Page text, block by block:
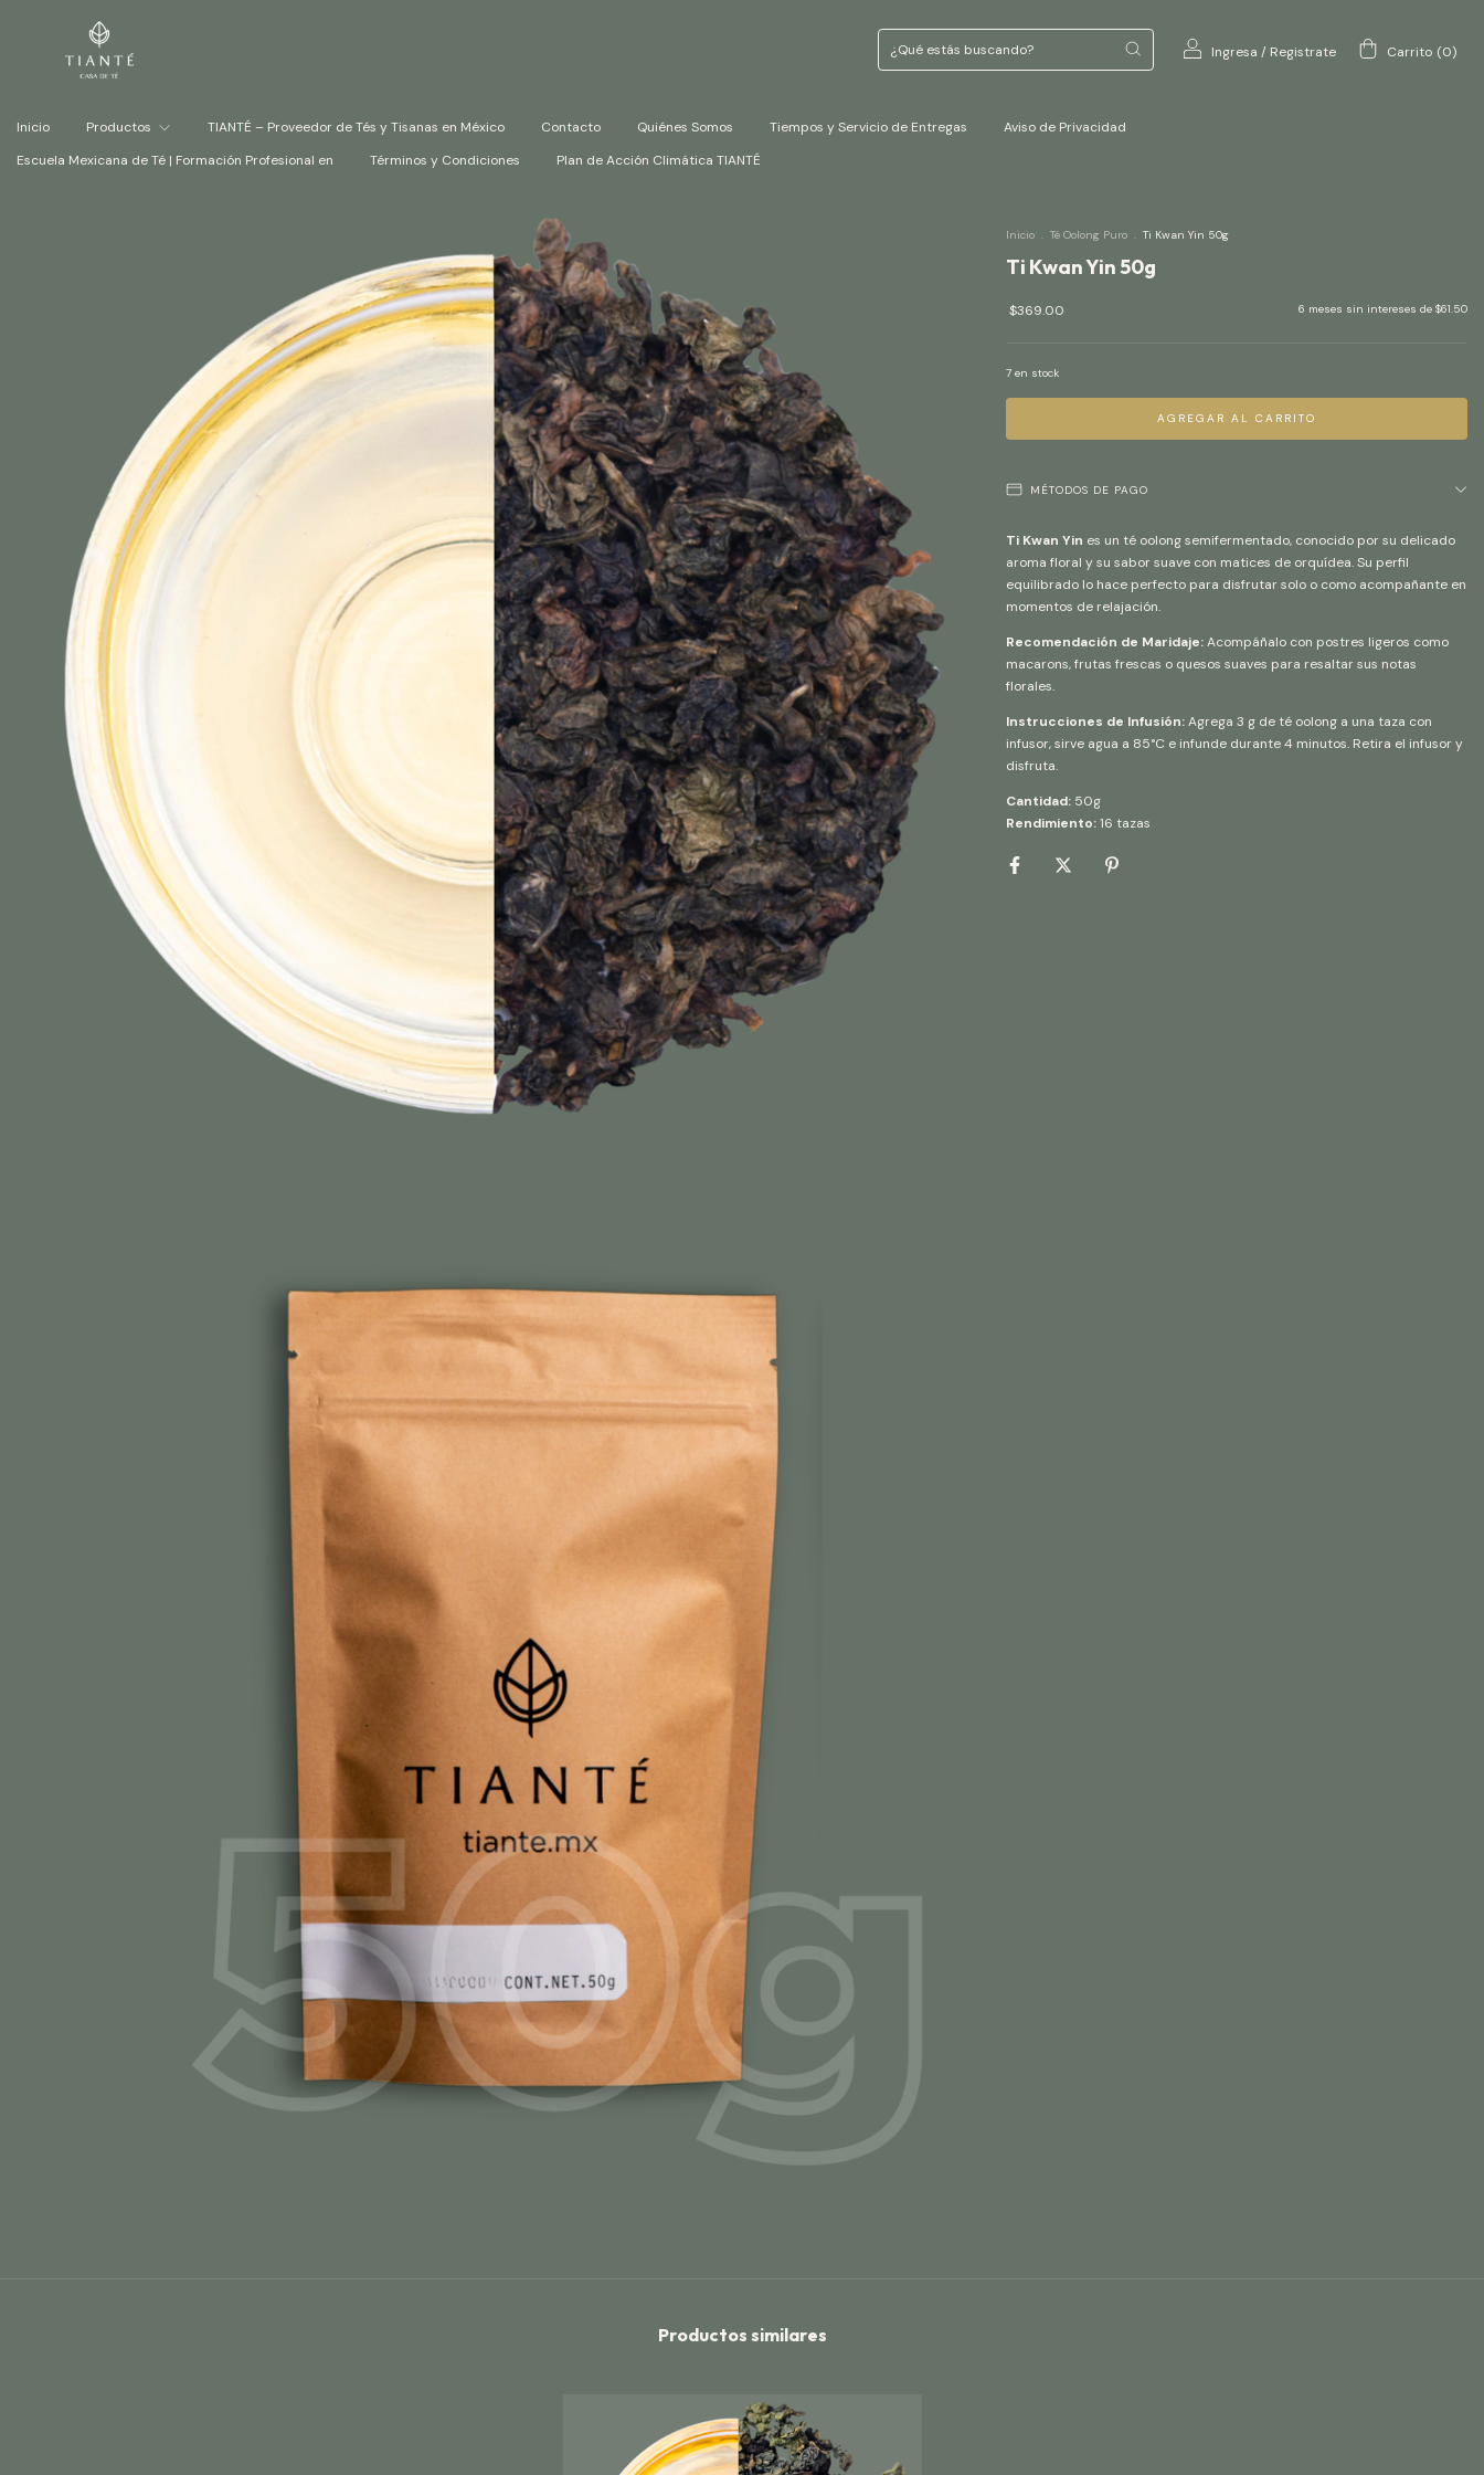
Ingresa / Registrate Carrito (0)
Inicio Productos TIANTÉ – Proveedor de Tés y Tisanas en México Contacto Quiénes Somos Tiempos y Servicio de Entregas
Aviso de Privacidad
Escuela Mexicana de Té | Formación Profesional en
Términos y Condiciones Plan de Acción Climática TIANTÉ
Inicio . Té Oolong Puro . Ti Kwan Yin 50g
Ti Kwan Yin 50g
$369.00 6 meses sin intereses de $61.50
7 en stock
MÉTODOS DE PAGO
Ti Kwan Yin es un té oolong semifermentado, conocido por su delicado
aroma floral y su sabor suave con matices de orquídea. Su perfil
equilibrado lo hace perfecto para disfrutar solo o como acompañante en
momentos de relajación.
Recomendación de Maridaje:Acompáñalo con postres ligeros como
macarons, frutas frescas o quesos suaves para resaltar sus notas
florales.
Instrucciones de Infusión:Agrega 3 g de té oolong a una taza con
infusor, sirve agua a 85°C e infunde durante 4 minutos. Retira el infusor y
disfruta.
Cantidad: 50g
Rendimiento:16 tazas
Productos similares